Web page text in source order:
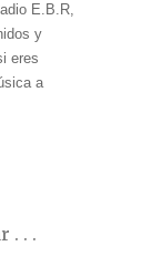
E.B.R,
y
eres
a
. . .